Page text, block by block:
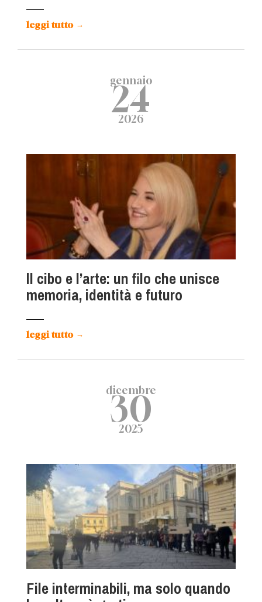
leggi tutto →
gennaio
24
2026
ll cibo e l’arte: un filo che unisce
memoria, identità e futuro
leggi tutto →
dicembre
30
2025
File interminabili, ma solo quando